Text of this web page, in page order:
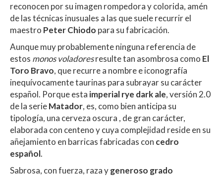
reconocen por su imagen rompedora y colorida, amén
de las técnicas inusuales a las que suele recurrir el
maestro Peter Chiodo para su fabricación.
Aunque muy probablemente ninguna referencia de
estos monos voladoresresulte tan asombrosa como El
Toro Bravo, que recurre a nombre e iconografía
inequívocamente taurinas para subrayar su carácter
español. Porque esta imperial rye dark ale, versión 2.0
de la serieMatador, es, como bien anticipa su
tipología, una cerveza oscura , de gran carácter,
elaborada con centeno y cuya complejidad reside en su
añejamiento en barricas fabricadas con cedro
español.
Sabrosa, con fuerza, raza ygeneroso grado